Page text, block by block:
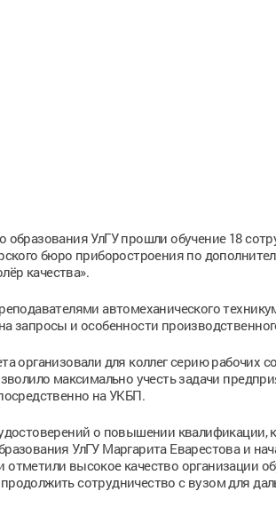
УлГУ прошли обучение 18
бюро приборостроения по
качества».
автомеханического
запросы и особенности
организовали для коллег серию рабочих
максимально учесть задачи
на УКБП.
о повышении квалификации,
УлГУ Маргарита Еварестова и
высокое качество организации
сотрудничество с вузом для